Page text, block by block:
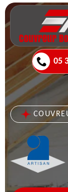
05